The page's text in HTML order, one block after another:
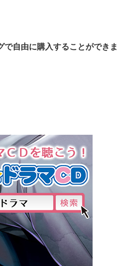
自由に購入することができま